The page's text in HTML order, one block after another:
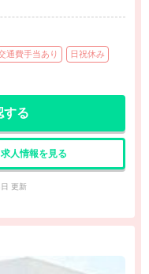
通費手当あり 日祝休み
する
求人情報を見る
更新